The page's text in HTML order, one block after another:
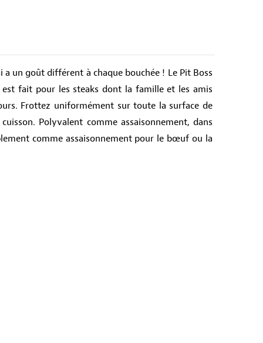
a un goût différent à chaque bouchée ! Le Pit Boss
est fait pour les steaks dont la famille et les amis
Frottez uniformément sur toute la surface de
Polyvalent comme assaisonnement, dans
comme assaisonnement pour le bœuf ou la